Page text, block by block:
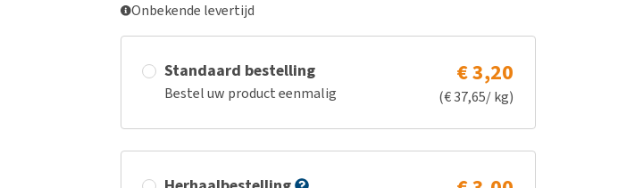
Onbekende levertijd
Standaard bestelling
Bestel uw product eenmalig
€ 3,20
(€ 37,65/ kg)